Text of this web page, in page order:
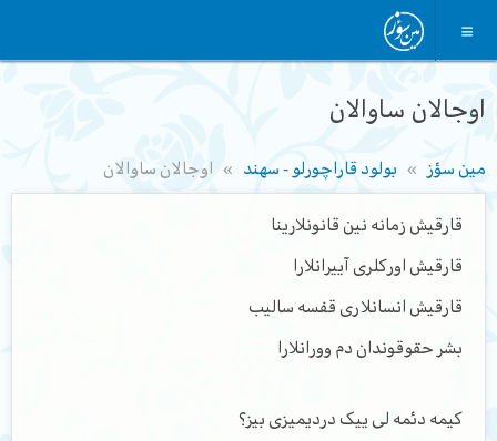
اوجالان ساوالان
مین سؤز بولود قاراچورلو - سهند اوجالان ساوالان
قارقیش زمانه نین قانونلارینا
قارقیش اورکلری آییرانلارا
قارقیش انسانلاری قفسه سالیب
بشر حقوقوندان دم وورانلارا
کیمه دئمه لی ییک دردیمیزی بیز؟